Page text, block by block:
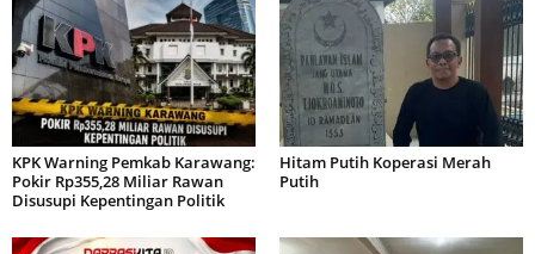
KPK Warning Pemkab Karawang:
Pokir Rp355,28 Miliar Rawan
Disusupi Kepentingan Politik
Hitam Putih Koperasi Merah
Putih